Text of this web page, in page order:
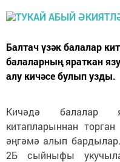
Балтач үзәк балалар
балаларның яраткан
алу кичәсе булып узды.
Кичәдә балалар
китапларыннан
әңгәмә алып
2Б сыйныфы